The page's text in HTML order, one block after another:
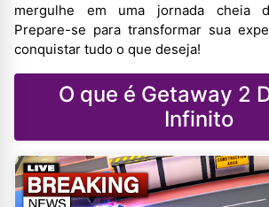
mergulhe em uma jornada cheia
Prepare-se para transformar sua
conquistar tudo o que deseja!
O que é Getaway 2
Infinito